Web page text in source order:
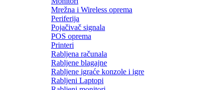
Mrežna i Wireless oprema
Periferija
Pojačivač signala
POS oprema
Printeri
Rabljena računala
Rabljene blagajne
Rabljene igraće konzole i igre
Rabljeni Laptopi